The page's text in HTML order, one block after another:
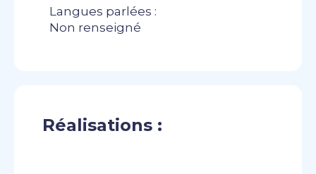
Langues parlées :
Non renseigné
Réalisations :